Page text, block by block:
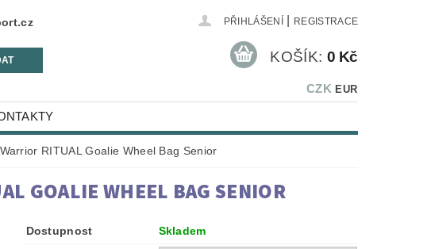
PŘIHLÁŠENÍ REGISTRACE
CZK EUR
KOŠÍK: 0 Kč
RITUAL Goalie Wheel Bag Senior
GOALIE WHEEL BAG SENIOR
Dostupnost
Skladem